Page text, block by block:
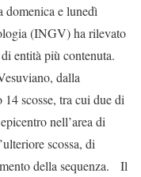
domenica e lunedì
(INGV) ha rilevato
entità più contenuta.
dalla
scosse, tra cui due di
nell’area di
scossa, di
della sequenza. Il